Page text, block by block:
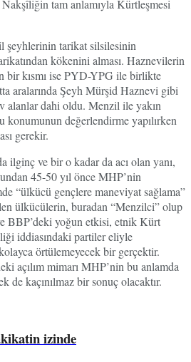
tam anlamıyla Kürtleşmesi
şeyhlerinin tarikat silsilesinin
kökenini alması. Haznevilerin
bir kısmı ise PYD-YPG ile birlikte
aralarında Şeyh Mürşid Haznevi gibi
alanlar dahi oldu. Menzil ile yakın
konumunun değerlendirme yapılırken
gerekir.
ilginç ve bir o kadar da acı olan yanı,
45-50 yıl önce MHP’nin
“ülkücü gençlere maneviyat sağlama”
ülkücülerin, buradan “Menzilci” olup
BBP’deki yoğun etkisi, etnik Kürt
iddiasındaki partiler eliyle
örtülemeyecek bir gerçektir.
açılım mimarı MHP’nin bu anlamda
de kaçınılmaz bir sonuç olacaktır.
izinde